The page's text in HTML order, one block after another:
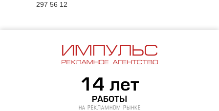
297 56 12
14 лет
РАБОТЫ
НА РЕКЛАМНОМ РЫНКЕ